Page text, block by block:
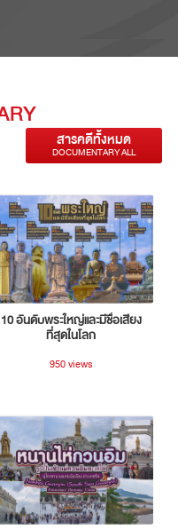
สารคดีทั้งหมด
DOCUMENTARY ALL
10 อันดับพระใหญ่และมีชื่อเสียง
ที่สุดในโลก
950 views